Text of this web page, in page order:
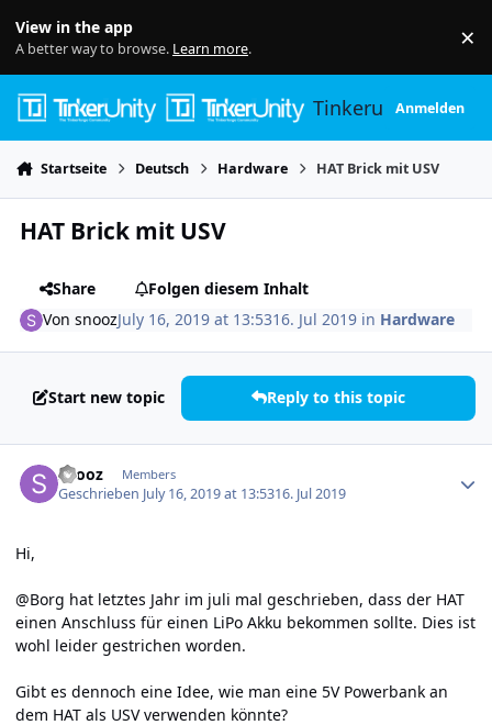
View in the app
A better way to browse. Learn more. ×
TinkerunityAnmelden
Startseite Deutsch Hardware HAT Brick mit USV
HAT Brick mit USV
Share
Folgen diesem Inhalt
VonsnoozJuly 16, 2019 at 13:5316. Jul 2019 in Hardware
Start new topic Reply to this topic
snooz Members
Geschrieben July 16, 2019 at 13:5316. Jul 2019
Hi,
@Borg hat letztes Jahr im juli mal geschrieben, dass der HAT
einen Anschluss für einen LiPo Akku bekommen sollte. Dies ist
wohl leider gestrichen worden.
Gibt es dennoch eine Idee, wie man eine 5V Powerbank an
dem HAT als USV verwenden könnte?